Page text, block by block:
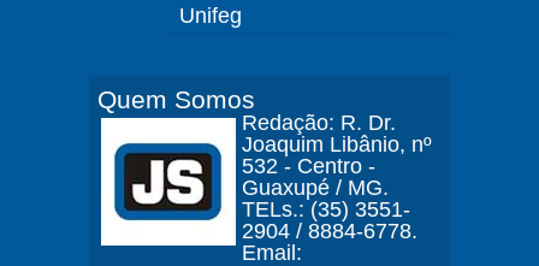
Unifeg
Quem Somos
Redação: R. Dr.
Joaquim Libânio, nº
532 - Centro -
Guaxupé / MG.
TELs.: (35) 3551-
2904 / 8884-6778.
Email: